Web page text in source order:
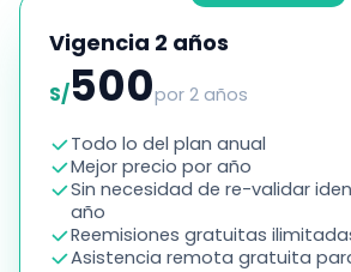
Vigencia 2 años
S/500por 2 años
Todo lo del plan anual
Mejor precio por año
Sin necesidad de re-validar
año
Reemisiones gratuitas
Asistencia remota gratuita